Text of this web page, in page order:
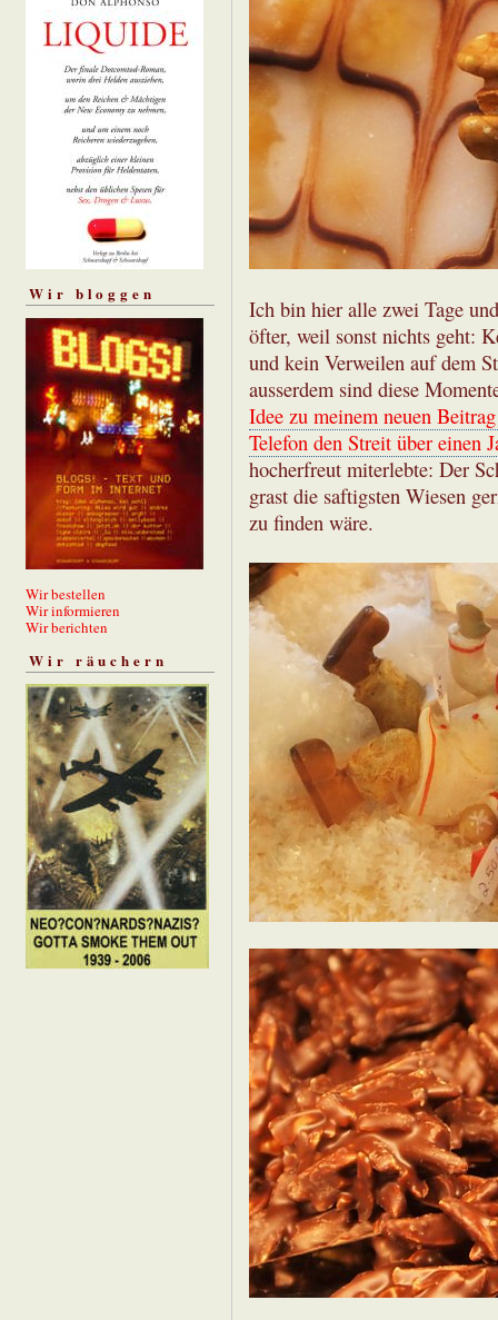
Wir bloggen
Wir bestellen
Wir informieren
Wir berichten
Wir räuchern
Ich bin hier alle zwei Tage
öfter, weil sonst nichts geht:
und kein Verweilen auf dem
ausserdem sind diese
Idee zu meinem neuen
Telefon den Streit über einen
hocherfreut miterlebte: Der
grast die saftigsten Wiesen
zu finden wäre.